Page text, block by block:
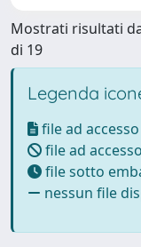
Mostrati risultati
di 19
Legenda
file ad
file ad
file sotto
nessun file